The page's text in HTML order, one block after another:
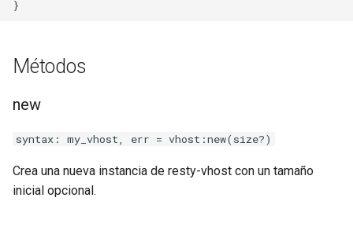
flv
form-input
geoip
google
Métodos
new
syntax: my_vhost, err = vhost:new(size?)
Crea una nueva instancia de resty-vhost con un tamaño
inicial opcional.